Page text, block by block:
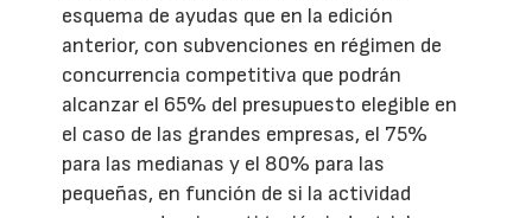
esquema de ayudas que en la edición
anterior, con subvenciones en régimen de
concurrencia competitiva que podrán
alcanzar el 65% del presupuesto elegible en
el caso de las grandes empresas, el 75%
para las medianas y el 80% para las
pequeñas, en función de si la actividad